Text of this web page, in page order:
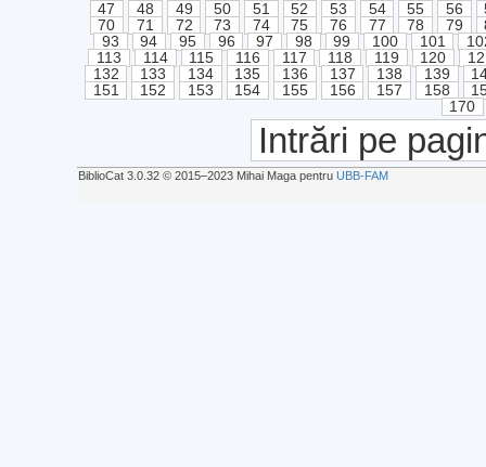
47
48 49 50 51 52 53 54 55 56
70
71 72 73 74 75 76 77 78 79
93
94 95 96 97 98 99 100 101
113
114 115 116 117 118 119 120
132
133 134 135 136 137 138 139
151
152 153 154 155 156 157 158
170
Intrări pe
BiblioCat 3.0.32 © 2015‒2023 Mihai Maga pentru UBB-FAM